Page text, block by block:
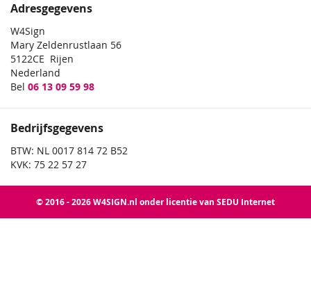
Adresgegevens
W4Sign
Mary Zeldenrustlaan 56
5122CE Rijen
Nederland
Bel 06 13 09 59 98
Bedrijfsgegevens
BTW: NL 0017 814 72 B52
KVK: 75 22 57 27
© 2016 - 2026 W4SIGN.nl onder licentie van SEDU Internet